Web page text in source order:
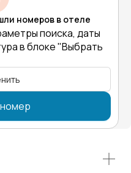
номеров в отеле
поиска, даты
в блоке "Выбрать